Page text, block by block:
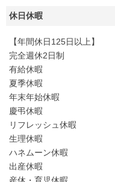
休日休暇
【年間休日125日以上】
完全週休2日制
有給休暇
夏季休暇
年末年始休暇
慶弔休暇
リフレッシュ休暇
生理休暇
ハネムーン休暇
出産休暇